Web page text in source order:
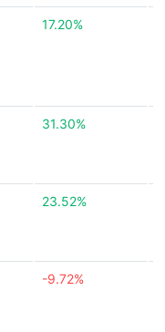
17.20%
31.30%
23.52%
-9.72%